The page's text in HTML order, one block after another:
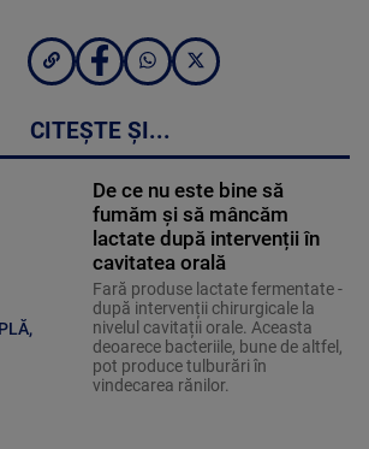
CITEȘTE ȘI...
De ce nu este bine să
fumăm și să mâncăm
lactate după intervenții în
cavitatea orală
Fară produse lactate fermentate -
după intervenții chirurgicale la
nivelul cavitații orale. Aceasta
deoarece bacteriile, bune de altfel,
pot produce tulburări în
vindecarea rănilor.